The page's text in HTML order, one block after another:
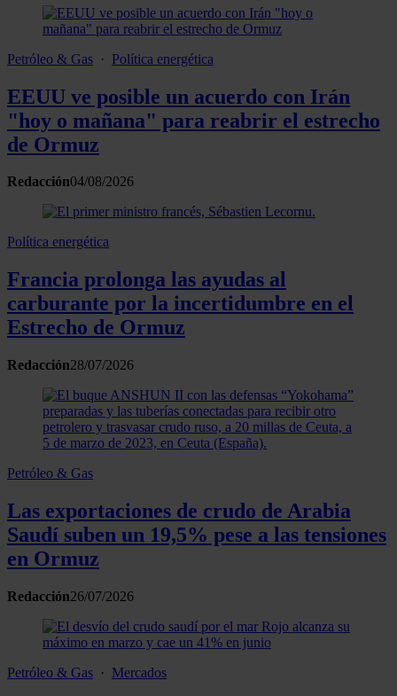
Petróleo & Gas · Política energética
EEUU ve posible un acuerdo con Irán
"hoy o mañana" para reabrir el estrecho
de Ormuz
Redacción04/08/2026
Política energética
Francia prolonga las ayudas al
carburante por la incertidumbre en el
Estrecho de Ormuz
Redacción28/07/2026
Petróleo & Gas
Las exportaciones de crudo de Arabia
Saudí suben un 19,5% pese a las tensiones
en Ormuz
Redacción26/07/2026
Petróleo & Gas · Mercados